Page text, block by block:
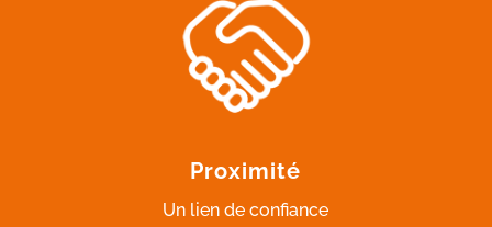
Proximité
Un lien de confiance